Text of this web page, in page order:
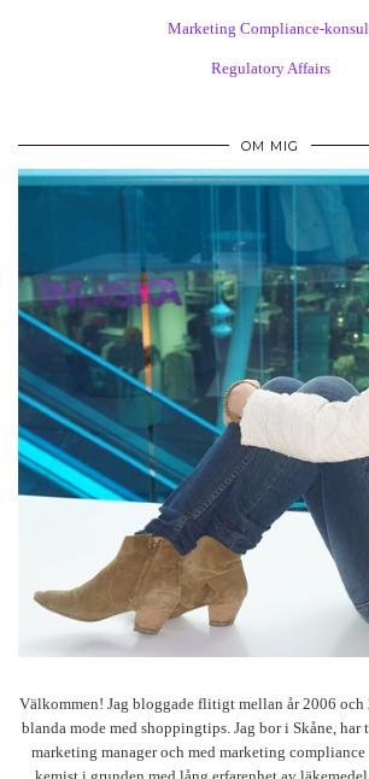
Marketing Compliance-
Regulatory Affairs
OM MIG
Välkommen! Jag bloggade flitigt mellan år 2006
blanda mode med shoppingtips. Jag bor i Skåne, har
marketing manager och med marketing